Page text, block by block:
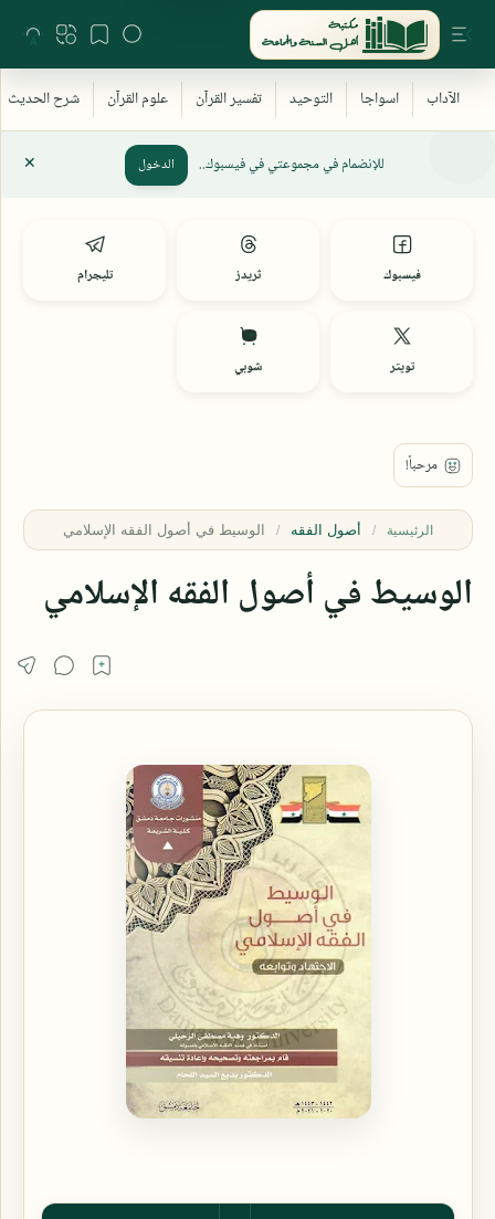
للإنضمام في مجموعتي في فيسبوك.. الدخول
فيسبوك ثريدز تليجرام
تويتر شوبي
الرئيسية أصول الفقه
الوسيط في أصول الفقه الإسلامي